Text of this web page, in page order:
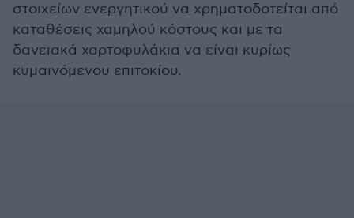
στοιχείων ενεργητικού να χρηματοδοτείται από
καταθέσεις χαμηλού κόστους και με τα
δανειακά χαρτοφυλάκια να είναι κυρίως
κυμαινόμενου επιτοκίου.